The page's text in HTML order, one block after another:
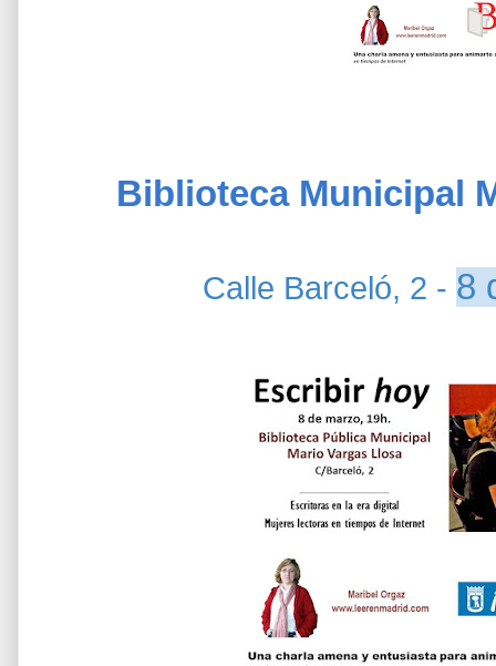
Biblioteca Municipal
Calle Barceló, 2 - 8